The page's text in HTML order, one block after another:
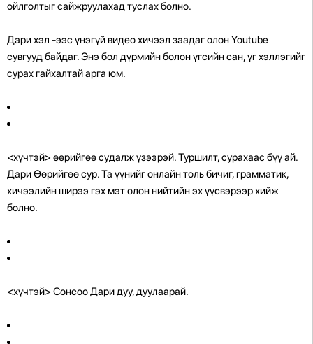
ойлголтыг сайжруулахад туслах болно.
Дари хэл -ээс үнэгүй видео хичээл заадаг олон Youtube
сувгууд байдаг. Энэ бол дүрмийн болон үгсийн сан, үг хэллэгийг
сурах гайхалтай арга юм.
<хүчтэй> өөрийгөө судалж үзээрэй.Туршилт, сурахаас бүү ай.
Дари Өөрийгөө сур. Та үүнийг онлайн толь бичиг, грамматик,
хичээлийн ширээ гэх мэт олон нийтийн эх үүсвэрээр хийж
болно.
<хүчтэй> Сонсоо Дари дуу, дуулаарай.